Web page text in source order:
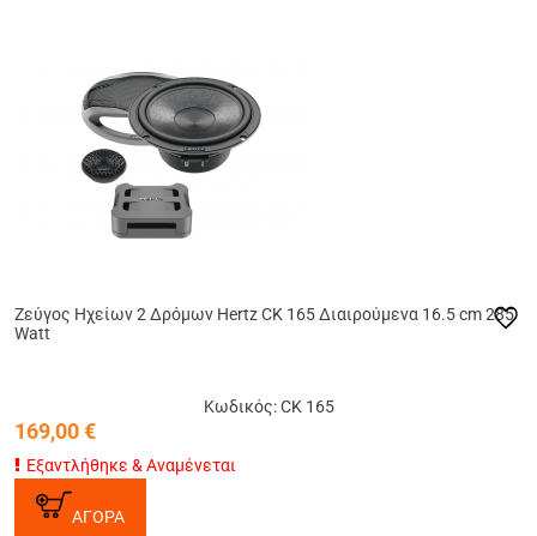
Ζεύγος Ηχείων 2 Δρόμων Hertz CK 165 Διαιρούμενα 16.5 cm 285
Watt
Κωδικός: CK 165
169,00€
Εξαντλήθηκε & Αναμένεται
ΑΓΟΡΑ